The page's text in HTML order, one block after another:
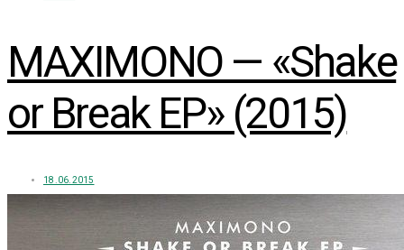
MAXIMONO — «Shake
or Break EP» (2015)
18.06.2015